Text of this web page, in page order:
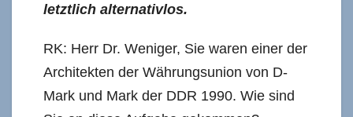
letztlich alternativlos.
RK: Herr Dr. Weniger, Sie waren einer der
Architekten der Währungsunion von D-
Mark und Mark der DDR 1990. Wie sind